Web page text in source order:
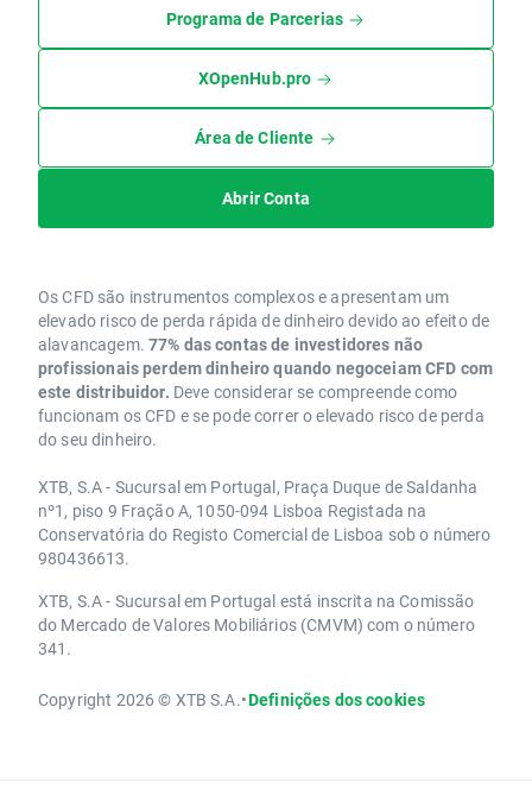
Programa de Parcerias
XOpenHub.pro
Área de Cliente
Abrir Conta
Os CFD são instrumentos complexos e apresentam um
elevado risco de perda rápida de dinheiro devido ao efeito de
alavancagem. 77% das contas de investidores não
profissionais perdem dinheiro quando negoceiam CFD com
este distribuidor. Deve considerar se compreende como
funcionam os CFD e se pode correr o elevado risco de perda
do seu dinheiro.
XTB, S.A - Sucursal em Portugal, Praça Duque de Saldanha
nº1, piso 9 Fração A, 1050-094 Lisboa Registada na
Conservatória do Registo Comercial de Lisboa sob o número
980436613.
XTB, S.A - Sucursal em Portugal está inscrita na Comissão
do Mercado de Valores Mobiliários (CMVM) com o número
341.
Copyright 2026 © XTB S.A.•Definições dos cookies